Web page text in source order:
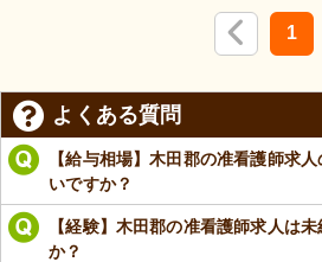
1
よくある質問
【給与相場】木田郡の准看護師求
いですか？
【経験】木田郡の准看護師求人は
か？